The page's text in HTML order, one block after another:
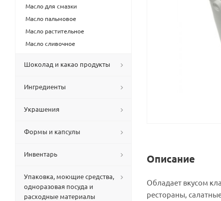
Описание
Обладает вкусом
рестораны,
Масло для смазки
Масло пальмовое
Масло растительное
Масло сливочное
Шоколад и какао продукты
Ингредиенты
Украшения
Формы и капсулы
Инвентарь
Упаковка, моющие средства,
одноразовая посуда и
расходные материалы